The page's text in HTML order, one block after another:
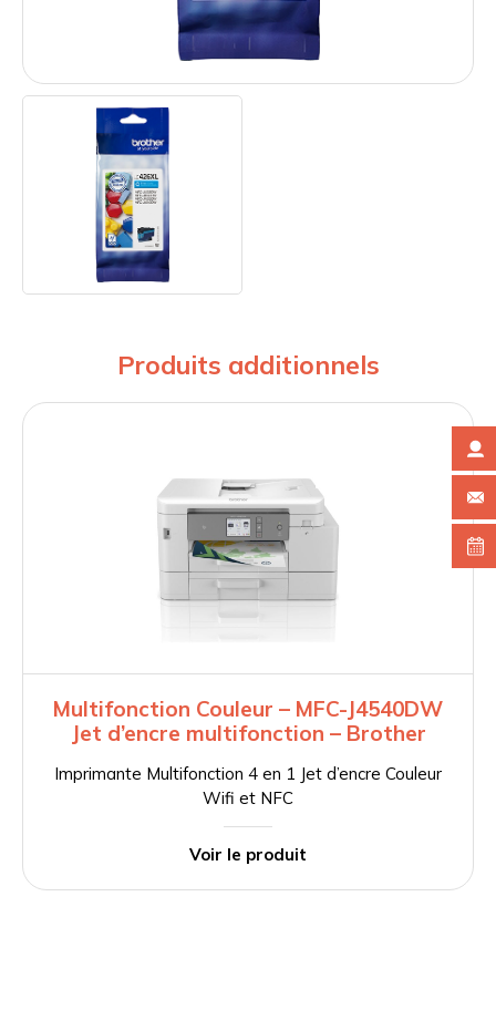
Produits additionnels
Multifonction Couleur – MFC-J4540DW
Jet d’encre multifonction – Brother
Imprimante Multifonction 4 en 1 Jet d’encre Couleur
Wifi et NFC
Voir le produit